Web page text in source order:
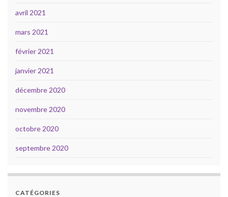
avril 2021
mars 2021
février 2021
janvier 2021
décembre 2020
novembre 2020
octobre 2020
septembre 2020
CATÉGORIES